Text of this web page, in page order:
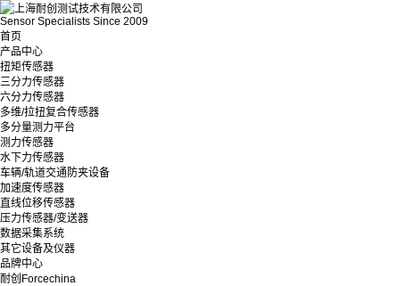
Sensor Specialists Since 2009
首页
产品中心
扭矩传感器
三分力传感器
六分力传感器
多维/拉扭复合传感器
多分量测力平台
测力传感器
水下力传感器
车辆/轨道交通防夹设备
加速度传感器
直线位移传感器
压力传感器/变送器
数据采集系统
其它设备及仪器
品牌中心
耐创Forcechina